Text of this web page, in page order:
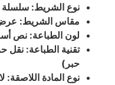
نوع الشريط: سلسلة Tze (مغلف)
مقاس الشريط: عرض 6 مم × طول
لون الطباعة: نص
تقنية الطباعة:
حبر)
نوع المادة